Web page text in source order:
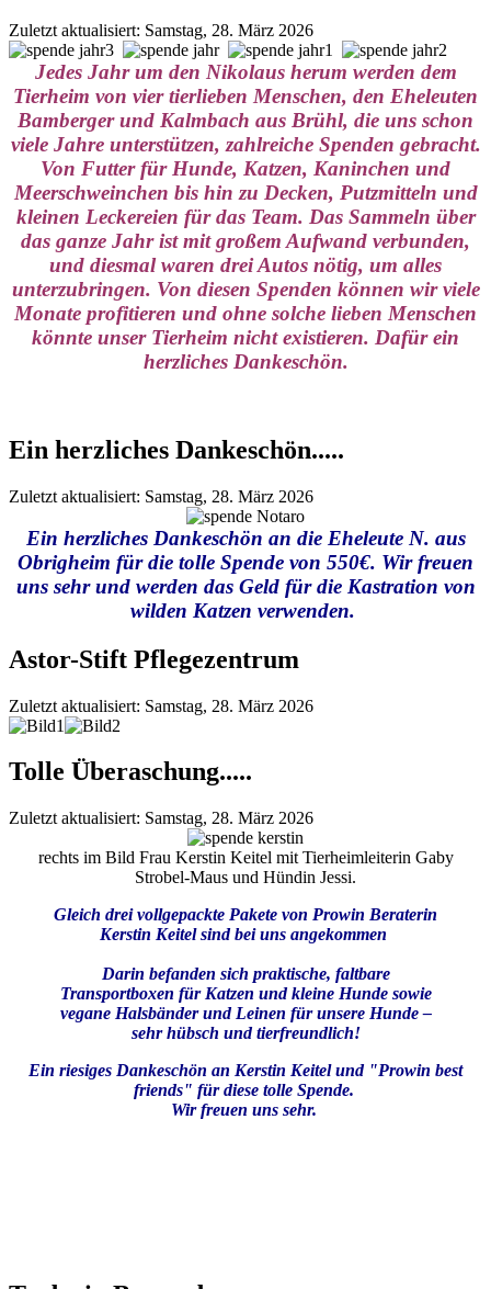
Zuletzt aktualisiert: Samstag, 28. März 2026
Jedes Jahr um den Nikolaus herum werden dem
Tierheim von vier tierlieben Menschen, den Eheleuten
Bamberger und Kalmbach aus Brühl, die uns schon
viele Jahre unterstützen, zahlreiche Spenden gebracht.
Von Futter für Hunde, Katzen, Kaninchen und
Meerschweinchen bis hin zu Decken, Putzmitteln und
kleinen Leckereien für das Team. Das Sammeln über
das ganze Jahr ist mit großem Aufwand verbunden,
und diesmal waren drei Autos nötig, um alles
unterzubringen. Von diesen Spenden können wir viele
Monate profitieren und ohne solche lieben Menschen
könnte unser Tierheim nicht existieren. Dafür ein
herzliches Dankeschön.
Ein herzliches Dankeschön.....
Zuletzt aktualisiert: Samstag, 28. März 2026
Ein herzliches Dankeschön an die Eheleute N. aus
Obrigheim für die tolle Spende von 550€. Wir freuen
uns sehr und werden das Geld für die Kastration von
wilden Katzen verwenden.
Astor-Stift Pflegezentrum
Zuletzt aktualisiert: Samstag, 28. März 2026
Tolle Überaschung.....
Zuletzt aktualisiert: Samstag, 28. März 2026
rechts im Bild Frau Kerstin Keitel mit Tierheimleiterin Gaby
Strobel-Maus und Hündin Jessi.
Gleich drei vollgepackte Pakete von Prowin Beraterin
Kerstin Keitel sind bei uns angekommen
Darin befanden sich praktische, faltbare
Transportboxen für Katzen und kleine Hunde sowie
vegane Halsbänder und Leinen für unsere Hunde –
sehr hübsch und tierfreundlich!
Ein riesiges Dankeschön an Kerstin Keitel und "Prowin best
friends" für diese tolle Spende.
Wir freuen uns sehr.